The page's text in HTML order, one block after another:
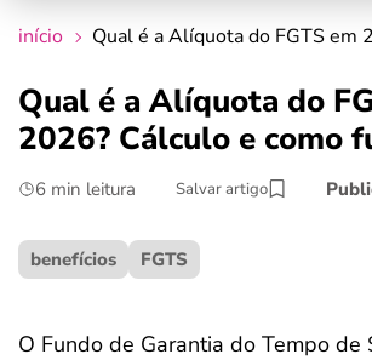
crédito fácil
últimas notícias
ferramentas
início Qual é a Alíquota do FGTS em
Qual é a Alíquota do
2026? Cálculo e como
6 min leitura Salvar artigo
benefícios FGTS
O Fundo de Garantia do Tempo de